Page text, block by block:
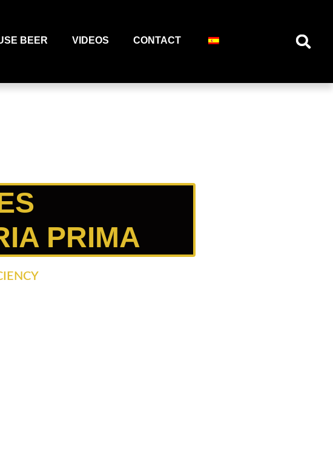
BEER VIDEOS CONTACT
PRIMA